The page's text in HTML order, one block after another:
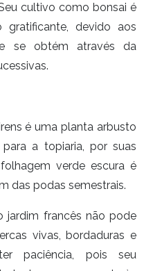
cultivo como bonsai é
devido aos
se obtém através da
é uma planta arbusto
a topiaria, por suas
verde escura é
das podas semestrais.
jardim francês não pode
vivas, bordaduras e
paciência, pois seu